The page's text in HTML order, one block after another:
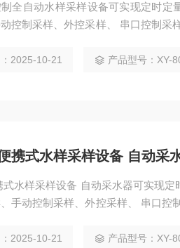
全自动水样采样设备可实现定时定
控制采样、外控采样、 串口控制采
2025-10-21 产品型号：XY-
携式水样采样设备 自动采
式水样采样设备 自动采水器可实现
手动控制采样、外控采样、 串口控
2025-10-21 产品型号：XY-